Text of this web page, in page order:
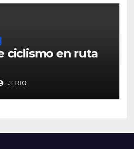
ciclismo en ruta
JLRIO